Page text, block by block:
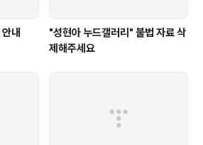
내
"성현아 누드갤러리" 불법 자료 삭
제해주세요